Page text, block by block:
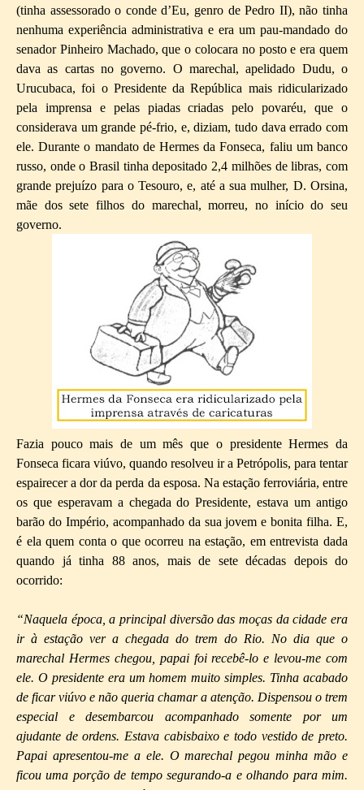
(tinha assessorado o conde d’Eu, genro de Pedro II), não tinha
nenhuma experiência administrativa e era um pau-mandado do
senador Pinheiro Machado, que o colocara no posto e era quem
dava as cartas no governo. O marechal, apelidado Dudu, o
Urucubaca, foi o Presidente da República mais ridicularizado
pela imprensa e pelas piadas criadas pelo povaréu, que o
considerava um grande pé-frio, e, diziam, tudo dava errado com
ele. Durante o mandato de Hermes da Fonseca, faliu um banco
russo, onde o Brasil tinha depositado 2,4 milhões de libras, com
grande prejuízo para o Tesouro, e, até a sua mulher, D. Orsina,
mãe dos sete filhos do marechal, morreu, no início do seu
governo.
Fazia pouco mais de um mês que o presidente Hermes da
Fonseca ficara viúvo, quando resolveu ir a Petrópolis, para tentar
espairecer a dor da perda da esposa. Na estação ferroviária, entre
os que esperavam a chegada do Presidente, estava um antigo
barão do Império, acompanhado da sua jovem e bonita filha. E,
é ela quem conta o que ocorreu na estação, em entrevista dada
quando já tinha 88 anos, mais de sete décadas depois do
ocorrido:
“Naquela época, a principal diversão das moças da cidade era
ir à estação ver a chegada do trem do Rio. No dia que o
marechal Hermes chegou, papai foi recebê-lo e levou-me com
ele. O presidente era um homem muito simples. Tinha acabado
de ficar viúvo e não queria chamar a atenção. Dispensou o trem
especial e desembarcou acompanhado somente por um
ajudante de ordens. Estava cabisbaixo e todo vestido de preto.
Papai apresentou-me a ele. O marechal pegou minha mão e
ficou uma porção de tempo segurando-a e olhando para mim.